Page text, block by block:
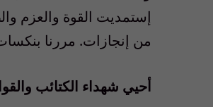
إستمديت القوة والعزم
من إنجازات. مررنا
أحيي شهداء الكتائب